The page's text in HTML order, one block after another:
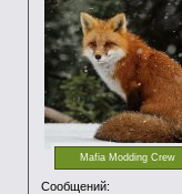
Mafia Modding Crew
Сообщений: